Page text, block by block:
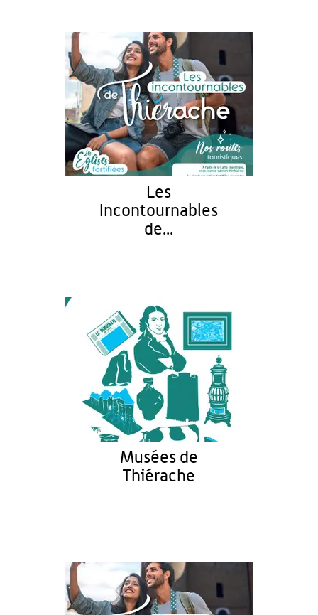
Les
Incontournables
de...
Musées de
Thiérache